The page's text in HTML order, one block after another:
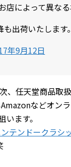
によって異なる
出荷いたします。
年9月12日
、任天堂商品取
などオン
ます。
テンドークラシ